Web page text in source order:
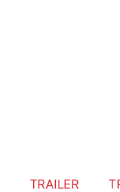
TRAILER